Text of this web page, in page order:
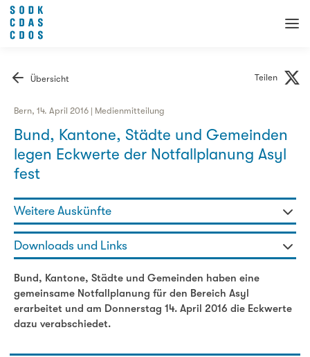
Übersicht Teilen
Bern, 14. April 2016 | Medienmitteilung
Bund, Kantone, Städte und Gemeinden
legen Eckwerte der Notfallplanung Asyl
fest
Weitere Auskünfte
Jris Bischof - Fachbereichsleiterin
031 320 29 90
Downloads und Links
Medienmitteilung SODK, KKJPD, EJPD: Bund, Kantone,
Städte und Gemeinden legen Eckwerte der
Notfallplanung Asyl fest
Bund, Kantone, Städte und Gemeinden haben eine
gemeinsame Notfallplanung für den Bereich Asyl
erarbeitet und am Donnerstag 14. April 2016 die Eckwerte
dazu verabschiedet.